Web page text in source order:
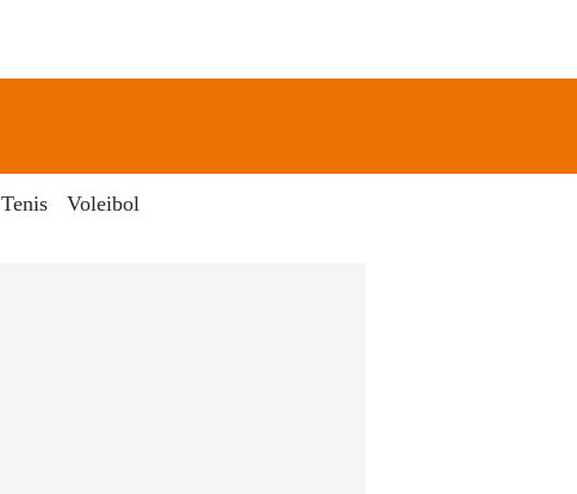
Search
Tenis Voleibol